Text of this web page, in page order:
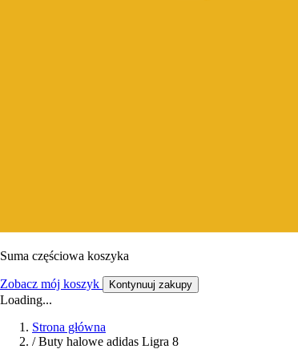
Suma częściowa koszyka
Zobacz mój koszyk Kontynuuj zakupy
Loading...
Strona główna
/ Buty halowe adidas Ligra 8